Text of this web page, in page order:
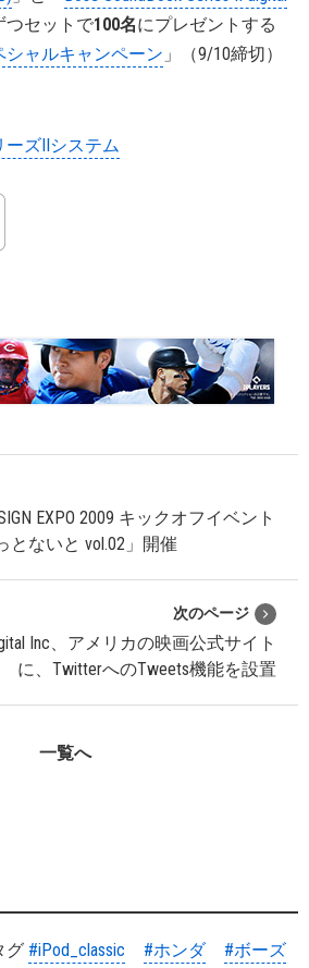
つセットで100名にプレゼントする
ャルキャンペーン 」（9/10締切）
EXPO 2009 キックオフイベント
とないと vol.02」開催
次のページ
Inc、アメリカの映画公式サイト
に、TwitterへのTweets機能を設置
一覧へ
グ #iPod_classic #ホンダ
#ボーズ